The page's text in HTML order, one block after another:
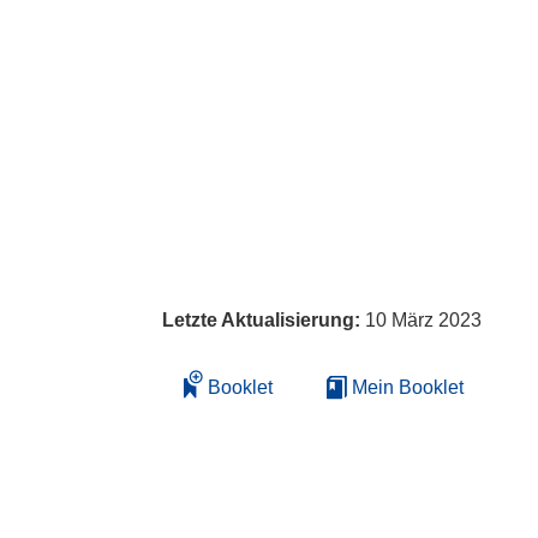
Letzte Aktualisierung: 10 März 2023
Booklet Mein Booklet